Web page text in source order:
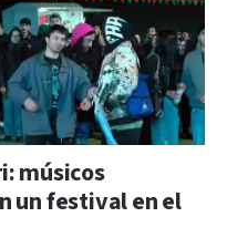
músicos
un festival en el